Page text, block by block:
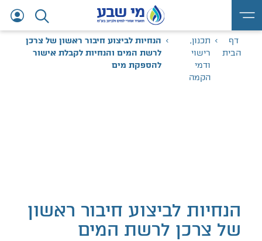
דף
הבית
תכנון,
רישוי
ודמי
הקמה
הנחיות לביצוע חיבור ראשון של צרכן
לרשת המים והנחיות לקבלת אישור
להספקת מים
הנחיות לביצוע חיבור ראשון
של צרכן לרשת המים